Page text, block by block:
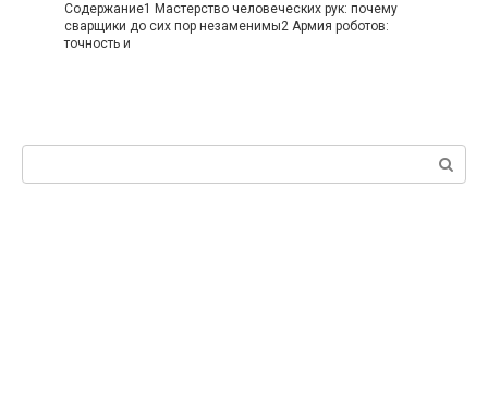
Содержание1 Мастерство человеческих рук: почему
сварщики до сих пор незаменимы2 Армия роботов:
точность и